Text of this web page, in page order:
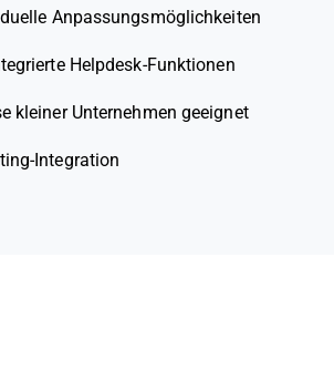
Anpassungsmöglichkeiten
Helpdesk-Funktionen
kleiner Unternehmen geeignet
Integration